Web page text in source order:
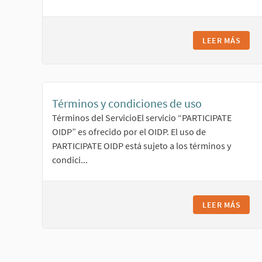
LEER MÁS
Términos y condiciones de uso
Términos del ServicioEl servicio “PARTICIPATE
OIDP” es ofrecido por el OIDP. El uso de
PARTICIPATE OIDP está sujeto a los términos y
condici...
LEER MÁS